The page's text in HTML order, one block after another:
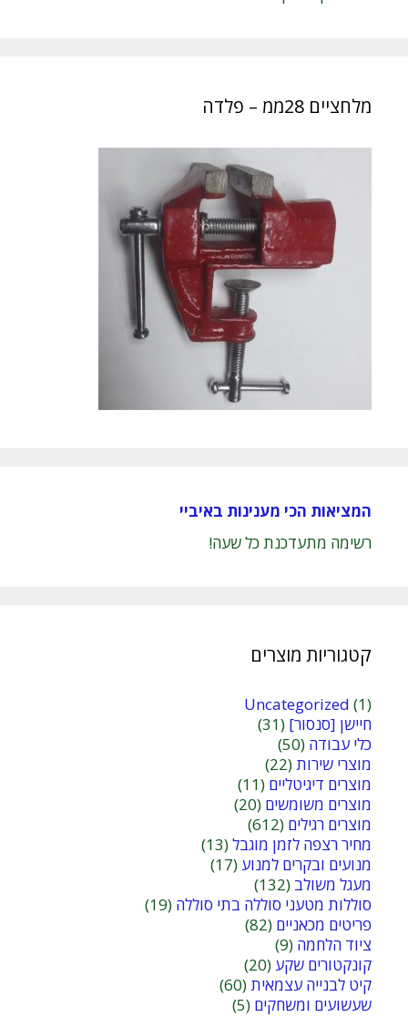
מלחציים 28ממ – פלדה
המציאות הכי מענינות באיביי
רשימה מתעדכנת כל שעה!
קטגוריות מוצרים
Uncategorized (1)
חיישן [סנסור] (31)
כלי עבודה (50)
מוצרי שירות(22)
מוצרים דיגיטליים (11)
מוצרים משומשים (20)
מוצרים רגילים (612)
מחיר רצפה לזמן מוגבל(13)
מנועים ובקרים למנוע (17)
מעגל משולב (132)
סוללות מטעני סוללה בתי סוללה (19)
פריטים מכאניים (82)
ציוד הלחמה (9)
קונקטורים שקע (20)
קיט לבנייה עצמאית(60)
שעשועים ומשחקים (5)